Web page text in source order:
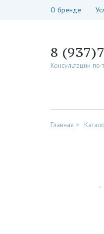
О бренде
8
Консультации
Главная